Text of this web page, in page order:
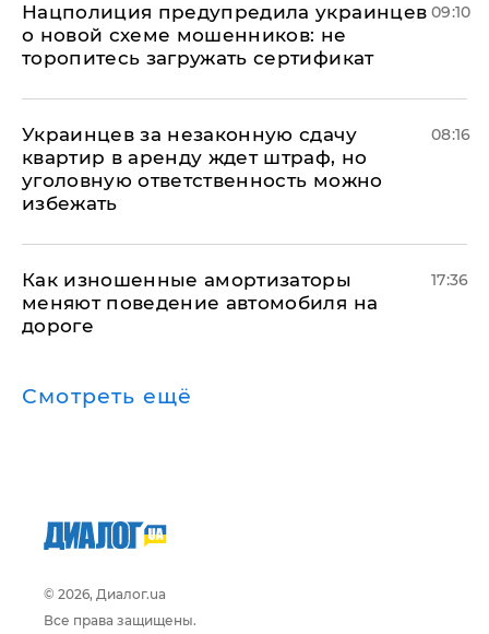
Нацполиция предупредила украинцев
о новой схеме мошенников: не
торопитесь загружать сертификат
09:10
Украинцев за незаконную сдачу
квартир в аренду ждет штраф, но
уголовную ответственность можно
избежать
08:16
Как изношенные амортизаторы
меняют поведение автомобиля на
дороге
17:36
Смотреть ещё
© 2026, Диалог.ua
Все права защищены.